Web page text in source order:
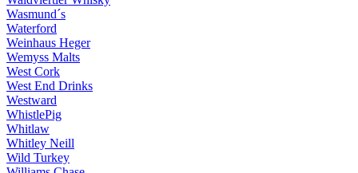
Wasmund´s
Waterford
Weinhaus Heger
Wemyss Malts
West Cork
West End Drinks
Westward
WhistlePig
Whitlaw
Whitley Neill
Wild Turkey